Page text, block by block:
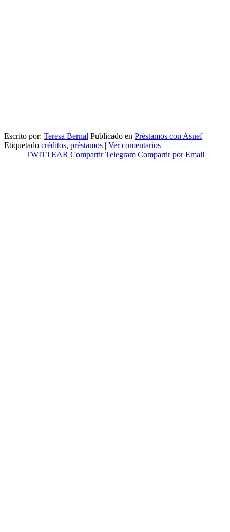
Escrito por: Teresa Bernal Publicado en Préstamos con Asnef |
Etiquetado créditos, préstamos | Ver comentarios
TWITTEAR CompartirTelegram Compartir por Email